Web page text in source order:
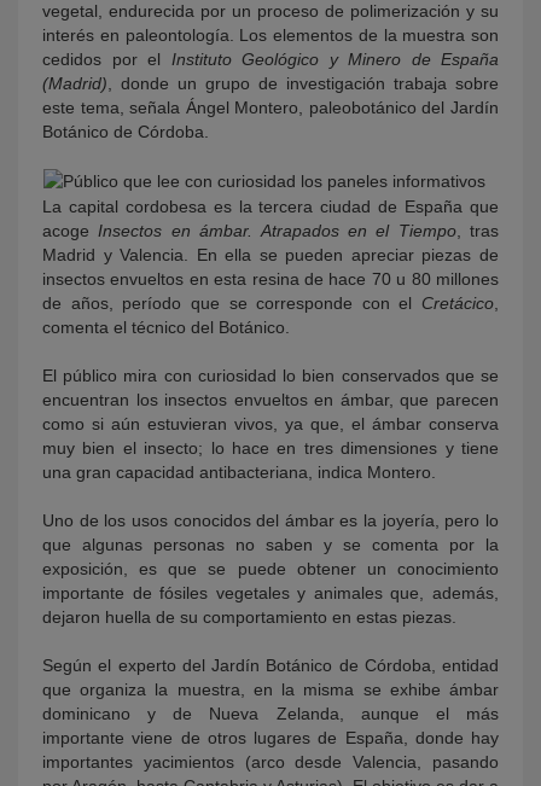
vegetal, endurecida por un proceso de polimerización y su
interés en paleontología. Los elementos de la muestra son
cedidos por el Instituto Geológico y Minero de España
(Madrid) , donde un grupo de investigación trabaja sobre
este tema, señala Ángel Montero, paleobotánico del Jardín
Botánico de Córdoba.
La capital cordobesa es la tercera ciudad de España que
acogeInsectos en ámbar. Atrapados en el Tiempo, tras
Madrid y Valencia. En ella se pueden apreciar piezas de
insectos envueltos en esta resina de hace 70 u 80 millones
de años, período que se corresponde con el Cretácico,
comenta el técnico del Botánico.
El público mira con curiosidad lo bien conservados que se
encuentran los insectos envueltos en ámbar, que parecen
como si aún estuvieran vivos, ya que, el ámbar conserva
muy bien el insecto; lo hace en tres dimensiones y tiene
una gran capacidad antibacteriana, indica Montero.
Uno de los usos conocidos del ámbar es la joyería, pero lo
que algunas personas no saben y se comenta por la
exposición, es que se puede obtener un conocimiento
importante de fósiles vegetales y animales que, además,
dejaron huella de su comportamiento en estas piezas.
Según el experto del Jardín Botánico de Córdoba, entidad
que organiza la muestra, en la misma se exhibe ámbar
dominicano y de Nueva Zelanda, aunque el más
importante viene de otros lugares de España, donde hay
importantes yacimientos (arco desde Valencia, pasando